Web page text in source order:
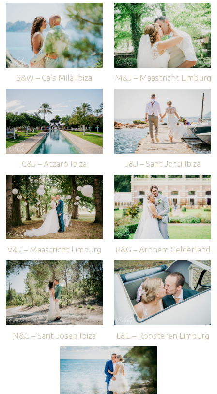
S&W – Ca’s Milà Ibiza M&J – Maastricht Limburg
C&J – Atzaró Ibiza J&J – Sant Jordi Ibiza
V&J – Maastricht Limburg R&G – Arnhem Gelderland
N&G – Sant Josep Ibiza L&L – Roosteren Limburg